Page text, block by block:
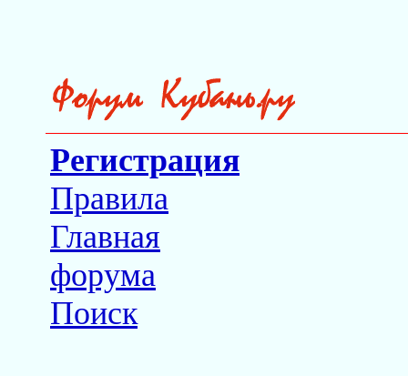
Регистрация
Правила
Главная
форума
Поиск